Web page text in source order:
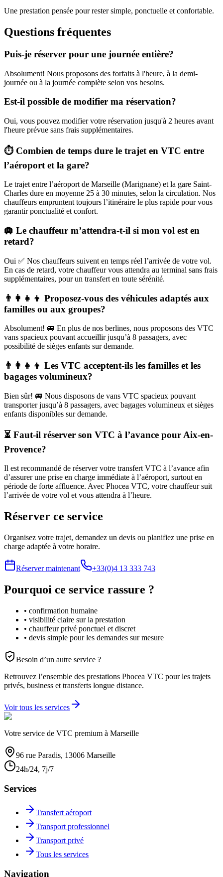
Une prestation pensée pour rester simple, ponctuelle et confortable.
Questions fréquentes
Puis-je réserver pour une journée entière?
Absolument! Nous proposons des forfaits à l'heure, à la demi-
journée ou à la journée complète selon vos besoins.
Est-il possible de modifier ma réservation?
Oui, vous pouvez modifier votre réservation jusqu'à 2 heures avant
l'heure prévue sans frais supplémentaires.
⏱️ Combien de temps dure le trajet en VTC entre
l’aéroport et la gare?
Le trajet entre l’aéroport de Marseille (Marignane) et la gare Saint-
Charles dure en moyenne 25 à 30 minutes, selon la circulation. Nos
chauffeurs empruntent toujours l’itinéraire le plus rapide pour vous
garantir ponctualité et confort.
🛄 Le chauffeur m’attendra-t-il si mon vol est en
retard?
Oui ✅ Nos chauffeurs suivent en temps réel l’arrivée de votre vol.
En cas de retard, votre chauffeur vous attendra au terminal sans frais
supplémentaires, pour un transfert en toute sérénité.
👨‍👩‍👧‍👦 Proposez-vous des véhicules adaptés aux
familles ou aux groupes?
Absolument! 🚐 En plus de nos berlines, nous proposons des VTC
vans spacieux pouvant accueillir jusqu’à 8 passagers, avec
possibilité de sièges enfants sur demande.
👨‍👩‍👧‍👦 Les VTC acceptent-ils les familles et les
bagages volumineux?
Bien sûr! 🚐 Nous disposons de vans VTC spacieux pouvant
transporter jusqu’à 8 passagers, avec bagages volumineux et sièges
enfants disponibles sur demande.
⏳ Faut-il réserver son VTC à l’avance pour Aix-en-
Provence?
Il est recommandé de réserver votre transfert VTC à l’avance afin
d’assurer une prise en charge immédiate à l’aéroport, surtout en
période de forte affluence. Avec Phocea VTC, votre chauffeur suit
l’arrivée de votre vol et vous attendra à l’heure.
Réserver ce service
Organisez votre trajet, demandez un devis ou planifiez une prise en
charge adaptée à votre horaire.
Réserver maintenant +33(0)4 13 333 743
Pourquoi ce service rassure ?
• confirmation humaine
• visibilité claire sur la prestation
• chauffeur privé ponctuel et discret
• devis simple pour les demandes sur mesure
Besoin d’un autre service ?
Retrouvez l’ensemble des prestations Phocea VTC pour les trajets
privés, business et transferts longue distance.
Voir tous les services
Votre service de VTC premium à Marseille
96 rue Paradis, 13006 Marseille
24h/24, 7j/7
Services
Transfert aéroport
Transport professionnel
Transport privé
Tous les services
Navigation